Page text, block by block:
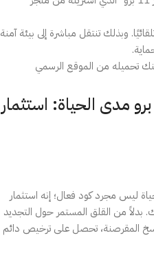
وبذلك تنتقل مباشرة إلى بيئة آمنة
ويندوز 11 برو فيمكنك تحميله من الموقع الرسمي
مفتاح تنشيط ويندوز 11 برو مدى الحياة: استثمار
11 برو مدى الحياة ليس مجرد كود فعال؛ إنه استثمار
من القلق المستمر حول التجديد
المقرصنة، تحصل على ترخيص دائم